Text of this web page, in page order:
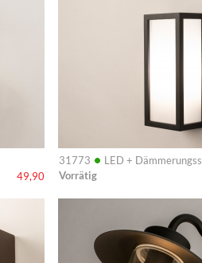
49,90
31773 • LED +
Vorrätig
Info